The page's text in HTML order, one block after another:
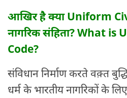
आखिर है क्या Uniform
नागरिक संहिता? What is
Code?
संविधान निर्माण करते वक़्त
धर्म के भारतीय नागरिकों के